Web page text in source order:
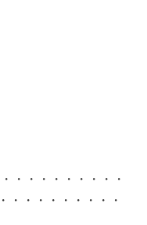
・・・・・・・・・
・・・・・・・・・